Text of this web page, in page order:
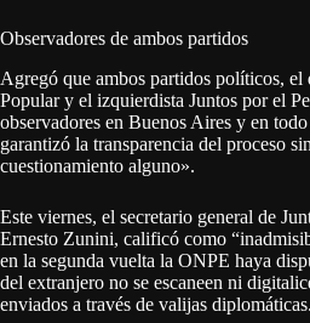
Observadores de ambos partidos
Agregó que ambos partidos políticos, el
Popular y el izquierdista Juntos por el
observadores en Buenos Aires y en
garantizó la transparencia del proceso
cuestionamiento alguno».
Este viernes, el secretario general de
Ernesto Zunini, calificó como
en la segunda vuelta la ONPE haya
del extranjero no se escaneen ni
enviados a través de valijas diplomáticas.